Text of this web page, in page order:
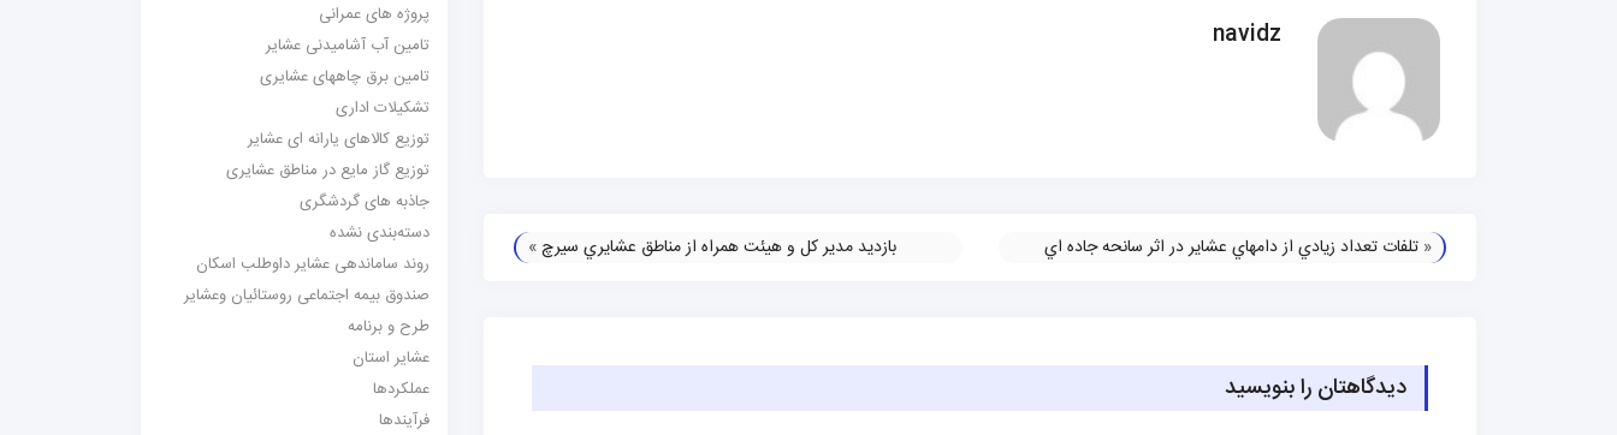
navidz
« تلفات تعداد زيادي از دامهاي عشاير در اثر سانحه جاده اي بازديد مدير كل و هيئت همراه از مناطق عشايري سيرچ»
دیدگاهتان را بنویسید
پروژه های عمرانی
تامین آب آشامیدنی عشایر
تامین برق چاههای عشایری
تشکیلات اداری
توزیع کالاهای یارانه ای عشایر
توزیع گاز مایع در مناطق عشایری
جاذبه های گردشگری
دسته‌بندی نشده
روند ساماندهی عشایر داوطلب اسکان
صندوق بیمه اجتماعی روستائیان وعشایر
طرح و برنامه
عشایر استان
عملکردها
فرآیندها